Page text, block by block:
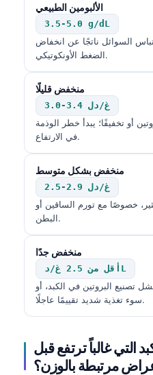
الألبومين الطبيعي
3.5-5.0 g/dL
السوائل ناتجًا عن انخفاض
الضغط الأونكوتيكي.
منخفض قليلًا
3.0-3.4 غ/دل
أو تخفيفًا؛ يبدأ خطر الوذمة
في الارتفاع.
منخفض بشكل متوسط
2.5-2.9 غ/دل
خصوصًا مع تورم الساقين أو
البطن.
منخفض جدًا
أقل من 2.5 غ/دL
تصنيع البروتين في الكبد، أو
سوء تغذية شديد تقييمًا عاجلًا.
التي غالباً ترتفع قبل
مرتبطة بالوزن؟